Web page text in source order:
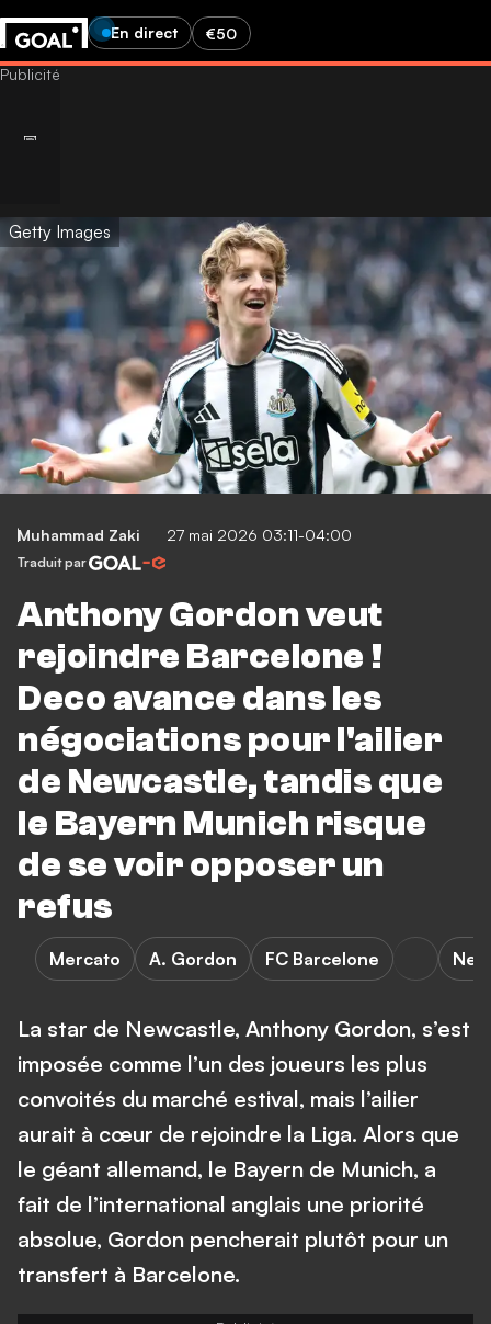
En direct €50
Getty Images
Muhammad Zaki 27 mai 2026 03:11-04:00
Traduit par
Anthony Gordon veut
rejoindre Barcelone !
Deco avance dans les
négociations pour l'ailier
de Newcastle, tandis que
le Bayern Munich risque
de se voir opposer un
refus
Mercato A. Gordon FC Barcelone
La star de Newcastle, Anthony Gordon, s’est
imposée comme l’un des joueurs les plus
convoités du marché estival, mais l’ailier
aurait à cœur de rejoindre la Liga. Alors que
le géant allemand, le Bayern de Munich, a
fait de l’international anglais une priorité
absolue, Gordon pencherait plutôt pour un
transfert à Barcelone.